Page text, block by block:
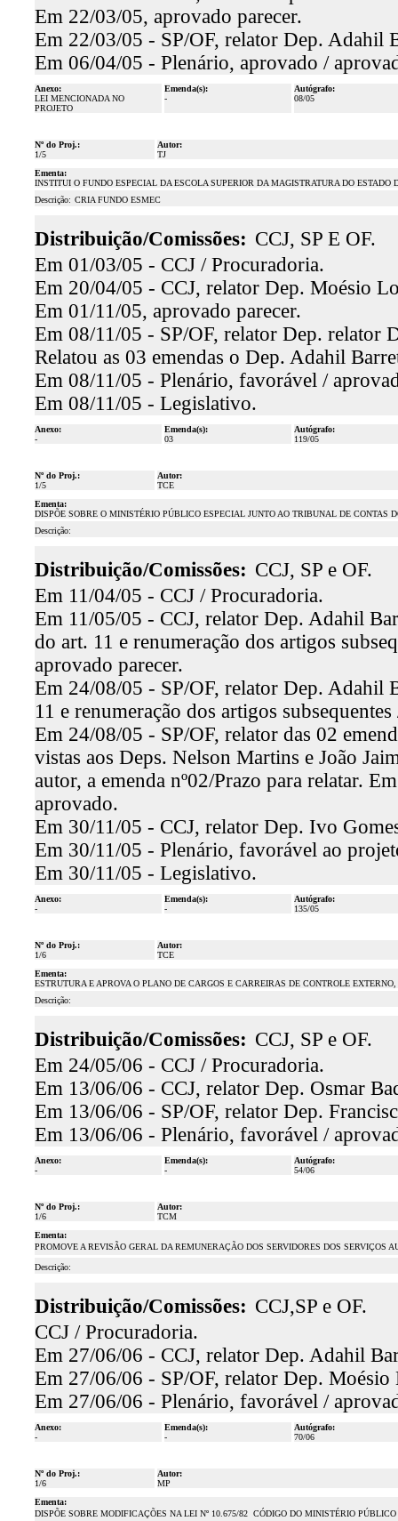
Em 22/03/05, aprovado parecer.
Em 22/03/05 - SP/OF, relator Dep. Adahil
Em 06/04/05 - Plenário, aprovado /
Anexo:
LEI MENCIONADA NO
PROJETO
Emenda(s):
-
Autógrafo:
08/05
Nº do Proj.:
1/5
Autor:
TJ
Ementa:
INSTITUI O FUNDO ESPECIAL DA ESCOLA SUPERIOR DA MAGISTRATURA DO
Descrição: CRIA FUNDO ESMEC
Distribuição/Comissões: CCJ, SP E OF.
Em 01/03/05 - CCJ / Procuradoria.
Em 20/04/05 - CCJ, relator Dep. Moésio
Em 01/11/05, aprovado parecer.
Em 08/11/05 - SP/OF, relator Dep. relator
Relatou as 03 emendas o Dep. Adahil
Em 08/11/05 - Plenário, favorável /
Em 08/11/05 - Legislativo.
Anexo:
-
Emenda(s):
03
Autógrafo:
119/05
Nº do Proj.:
1/5
Autor:
TCE
Ementa:
DISPÕE SOBRE O MINISTÉRIO PÚBLICO ESPECIAL JUNTO AO TRIBUNAL DE CONTAS
Descrição:
Distribuição/Comissões: CCJ, SP e OF.
Em 11/04/05 - CCJ / Procuradoria.
Em 11/05/05 - CCJ, relator Dep. Adahil
do art. 11 e renumeração dos artigos
aprovado parecer.
Em 24/08/05 - SP/OF, relator Dep. Adahil
11 e renumeração dos artigos
Em 24/08/05 - SP/OF, relator das 02
vistas aos Deps. Nelson Martins e João
autor, a emenda nº02/Prazo para relatar.
aprovado.
Em 30/11/05 - CCJ, relator Dep. Ivo
Em 30/11/05 - Plenário, favorável ao
Em 30/11/05 - Legislativo.
Anexo:
-
Emenda(s):
-
Autógrafo:
135/05
Nº do Proj.:
1/6
Autor:
TCE
Ementa:
ESTRUTURA E APROVA O PLANO DE CARGOS E CARREIRAS DE CONTROLE
Descrição:
Distribuição/Comissões: CCJ, SP e OF.
Em 24/05/06 - CCJ / Procuradoria.
Em 13/06/06 - CCJ, relator Dep. Osmar
Em 13/06/06 - SP/OF, relator Dep.
Em 13/06/06 - Plenário, favorável /
Anexo:
-
Emenda(s):
-
Autógrafo:
54/06
Nº do Proj.:
1/6
Autor:
TCM
Ementa:
PROMOVE A REVISÃO GERAL DA REMUNERAÇÃO DOS SERVIDORES DOS SERVIÇOS
Descrição:
Distribuição/Comissões: CCJ,SP e OF.
CCJ / Procuradoria.
Em 27/06/06 - CCJ, relator Dep. Adahil
Em 27/06/06 - SP/OF, relator Dep.
Em 27/06/06 - Plenário, favorável /
Anexo:
-
Emenda(s):
-
Autógrafo:
70/06
Nº do Proj.:
1/6
Autor:
MP
Ementa:
DISPÕE SOBRE MODIFICAÇÕES NA LEI Nº 10.675/82  CÓDIGO DO MINISTÉRIO